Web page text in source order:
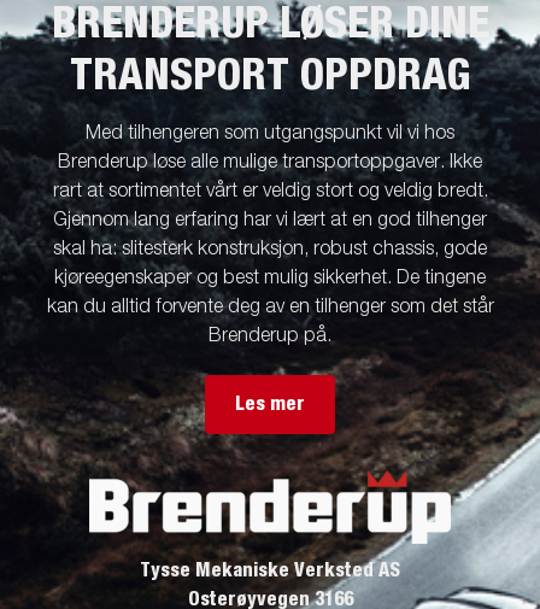
BRENDERUP LØSER DINE
TRANSPORT OPPDRAG
Med tilhengeren som utgangspunkt vil vi hos
Brenderup løse alle mulige transportoppgaver. Ikke
rart at sortimentet vårt er veldig stort og veldig bredt.
Gjennom lang erfaring har vi lært at en god tilhenger
skal ha: slitesterk konstruksjon, robust chassis, gode
kjøreegenskaper og best mulig sikkerhet. De tingene
kan du alltid forvente deg av en tilhenger som det står
Brenderup på.
Les mer
Tysse Mekaniske Verksted AS
Osterøyvegen 3166